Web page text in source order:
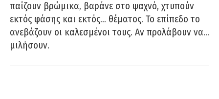
παίζουν βρώμικα, βαράνε στο ψαχνό, χτυπούν
εκτός φάσης και εκτός… θέματος. Το επίπεδο το
ανεβάζουν οι καλεσμένοι τους. Αν προλάβουν να…
μιλήσουν.